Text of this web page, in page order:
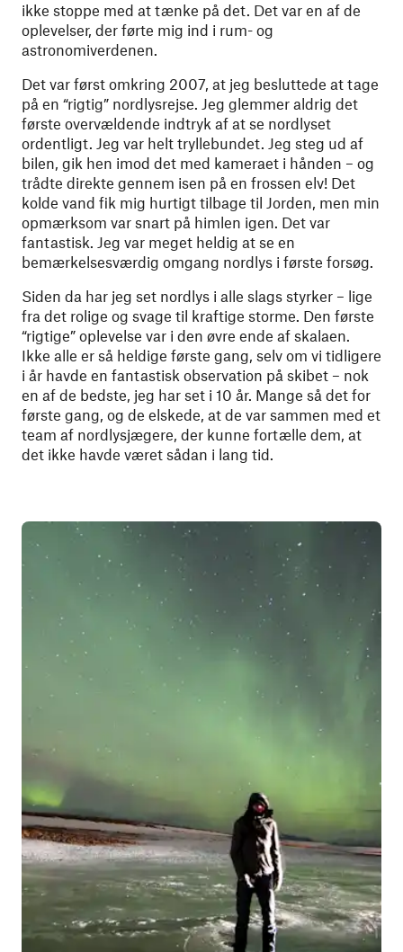
ikke stoppe med at tænke på det. Det var en af de
oplevelser, der førte mig ind i rum- og
astronomiverdenen.
Det var først omkring 2007, at jeg besluttede at tage
på en “rigtig” nordlysrejse. Jeg glemmer aldrig det
første overvældende indtryk af at se nordlyset
ordentligt. Jeg var helt tryllebundet. Jeg steg ud af
bilen, gik hen imod det med kameraet i hånden – og
trådte direkte gennem isen på en frossen elv! Det
kolde vand fik mig hurtigt tilbage til Jorden, men min
opmærksom var snart på himlen igen. Det var
fantastisk. Jeg var meget heldig at se en
bemærkelsesværdig omgang nordlys i første forsøg.
Siden da har jeg set nordlys i alle slags styrker – lige
fra det rolige og svage til kraftige storme. Den første
“rigtige” oplevelse var i den øvre ende af skalaen.
Ikke alle er så heldige første gang, selv om vi tidligere
i år havde en fantastisk observation på skibet – nok
en af de bedste, jeg har set i 10 år. Mange så det for
første gang, og de elskede, at de var sammen med et
team af nordlysjægere, der kunne fortælle dem, at
det ikke havde været sådan i lang tid.